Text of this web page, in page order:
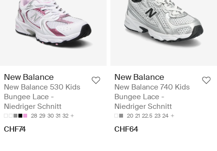
New Balance
New Balance 530 Kids
Bungee Lace -
Niedriger Schnitt
28 29 30 31 32
CHF74
New Balance
New Balance 740 Kids
Bungee Lace -
Niedriger Schnitt
20 21 22.5 23 24
CHF64